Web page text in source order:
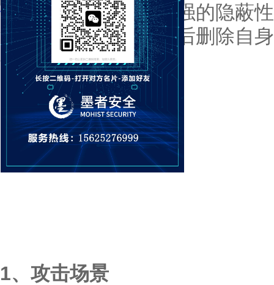
击，同时其还具有极强的隐蔽
注入到合法进程，然后删除自
被感染了。
1、攻击场景